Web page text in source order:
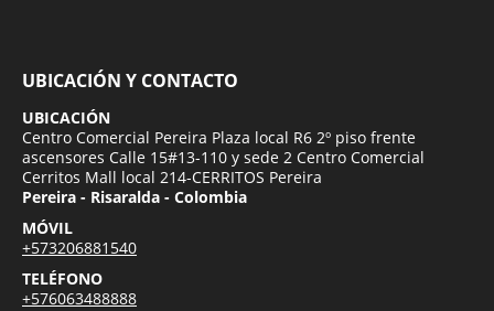
UBICACIÓN Y CONTACTO
UBICACIÓN
Centro Comercial Pereira Plaza local R6 2º piso frente
ascensores Calle 15#13-110 y sede 2 Centro Comercial
Cerritos Mall local 214-CERRITOS Pereira
Pereira - Risaralda - Colombia
MÓVIL
+573206881540
TELÉFONO
+576063488888